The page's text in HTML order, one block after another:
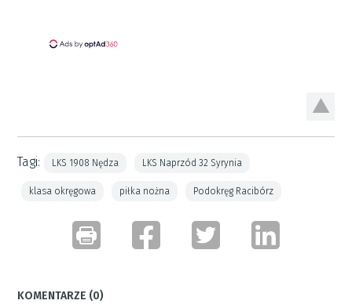
Tagi: LKS 1908 Nędza LKS Naprzód 32 Syrynia
klasa okręgowa piłka nożna Podokręg Racibórz
KOMENTARZE (0)